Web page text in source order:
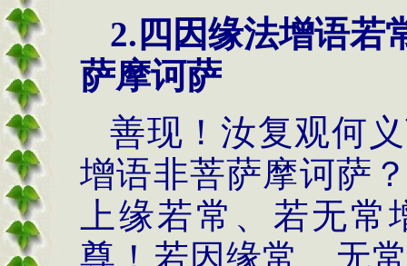
2. 四因缘法增语若
萨摩诃萨
善现！汝复观何
增语非菩萨摩诃萨
上缘若常、若无
尊！若因缘常、无